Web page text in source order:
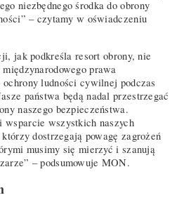
niezbędnego środka do obrony
– czytamy w oświadczeniu
jak podkreśla resort obrony, nie
prawa
ludności cywilnej podczas
państwa będą nadal przestrzegać
naszego bezpieczeństwa.
wszystkich naszych
dostrzegają powagę zagrożeń
musimy się mierzyć i szanują
– podsumowuje MON.